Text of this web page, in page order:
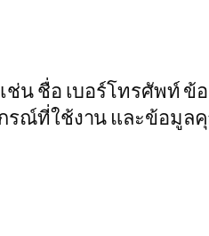
ช่น ชื่อ เบอร์โทรศัพ
ณ์ที่ใช้งาน และข้อมูล